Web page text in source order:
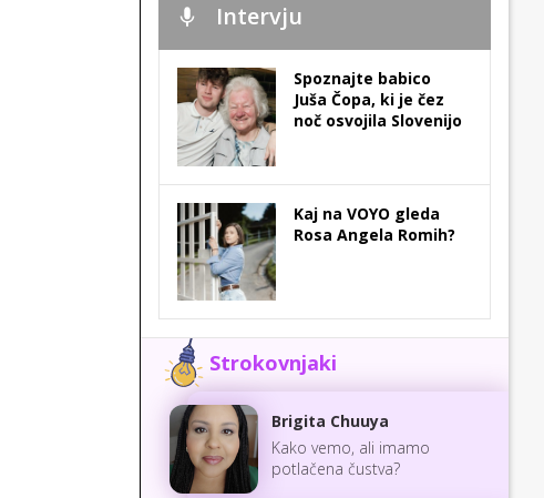
Intervju
Spoznajte babico
Juša Čopa, ki je čez
noč osvojila Slovenijo
Kaj na VOYO gleda
Rosa Angela Romih?
Strokovnjaki
Brigita Chuuya
Kako vemo, ali imamo
potlačena čustva?